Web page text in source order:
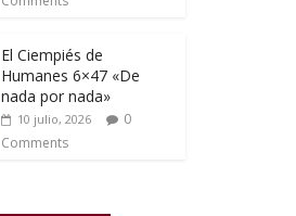
El Ciempiés de
Humanes 6×47 «De
nada por nada»
10 julio, 2026
0
Comments